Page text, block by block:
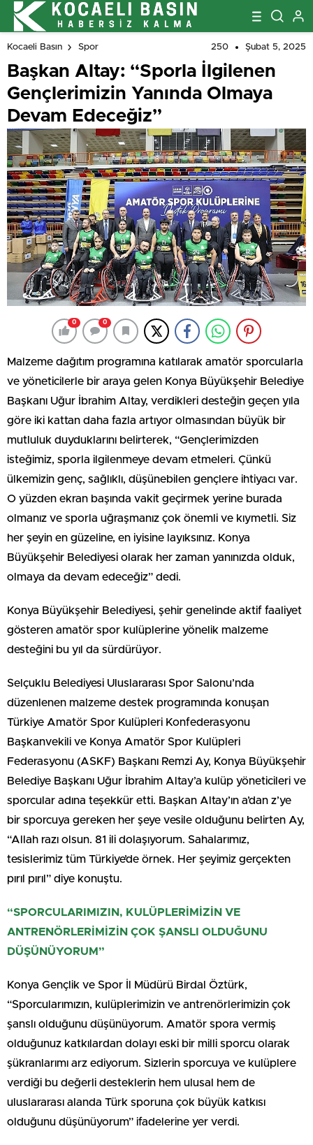
Kocaeli Basın Spor 250 Şubat 5, 2025
Başkan Altay: “Sporla İlgilenen
Gençlerimizin Yanında Olmaya
Devam Edeceğiz”
0 0
Malzeme dağıtım programına katılarak amatör sporcularla
ve yöneticilerle bir araya gelen Konya Büyükşehir Belediye
Başkanı Uğur İbrahim Altay, verdikleri desteğin geçen yıla
göre iki kattan daha fazla artıyor olmasından büyük bir
mutluluk duyduklarını belirterek, “Gençlerimizden
isteğimiz, sporla ilgilenmeye devam etmeleri. Çünkü
ülkemizin genç, sağlıklı, düşünebilen gençlere ihtiyacı var.
O yüzden ekran başında vakit geçirmek yerine burada
olmanız ve sporla uğraşmanız çok önemli ve kıymetli. Siz
her şeyin en güzeline, en iyisine layıksınız. Konya
Büyükşehir Belediyesi olarak her zaman yanınızda olduk,
olmaya da devam edeceğiz” dedi.
Konya Büyükşehir Belediyesi, şehir genelinde aktif faaliyet
gösteren amatör spor kulüplerine yönelik malzeme
desteğini bu yıl da sürdürüyor.
Selçuklu Belediyesi Uluslararası Spor Salonu’nda
düzenlenen malzeme destek programında konuşan
Türkiye Amatör Spor Kulüpleri Konfederasyonu
Başkanvekili ve Konya Amatör Spor Kulüpleri
Federasyonu (ASKF) Başkanı Remzi Ay, Konya Büyükşehir
Belediye Başkanı Uğur İbrahim Altay’a kulüp yöneticileri ve
sporcular adına teşekkür etti. Başkan Altay’ın a’dan z’ye
bir sporcuya gereken her şeye vesile olduğunu belirten Ay,
“Allah razı olsun. 81 ili dolaşıyorum. Sahalarımız,
tesislerimiz tüm Türkiye’de örnek. Her şeyimiz gerçekten
pırıl pırıl” diye konuştu.
“SPORCULARIMIZIN, KULÜPLERİMİZİN VE
ANTRENÖRLERİMİZİN ÇOK ŞANSLI OLDUĞUNU
DÜŞÜNÜYORUM”
Konya Gençlik ve Spor İl Müdürü Birdal Öztürk,
“Sporcularımızın, kulüplerimizin ve antrenörlerimizin çok
şanslı olduğunu düşünüyorum. Amatör spora vermiş
olduğunuz katkılardan dolayı eski bir milli sporcu olarak
şükranlarımı arz ediyorum. Sizlerin sporcuya ve kulüplere
verdiği bu değerli desteklerin hem ulusal hem de
uluslararası alanda Türk sporuna çok büyük katkısı
olduğunu düşünüyorum” ifadelerine yer verdi.